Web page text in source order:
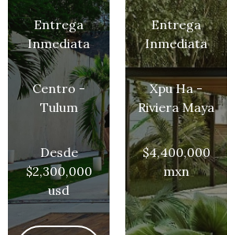
Entrega
Inmediata
Centro -
Tulum
Desde
$2,300,000
usd
Entrega
Inmediata
Xpu Ha -
Riviera Maya
$4,400,000
mxn